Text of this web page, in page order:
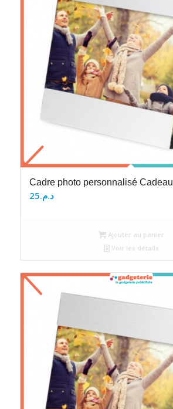
Cadre photo personnalisé Cadeau
د.م.25
Ajouter au panier
Voir les détails